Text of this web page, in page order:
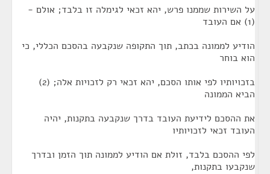
על השירות שממנו פרש, יהא זכאי לגימלה זו בלבד; אולם -
(1) אם העובד
הודיע לממונה בכתב, תוך התקופה שנקבעה בהסכם הכללי, כי
הוא בוחר
בזכויותיו לפי אותו הסכם, יהא זכאי רק לזכויות אלה; (2)
הביא הממונה
את ההסכם לידיעת העובד בדרך שנקבעה בתקנות, יהיה
העובד זכאי לזכויותיו
לפי ההסכם בלבד, זולת אם הודיע לממונה תוך הזמן ובדרך
שנקבעו בתקנות,